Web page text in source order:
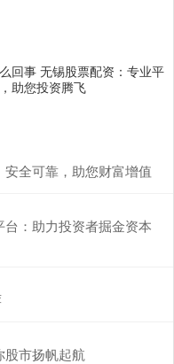
回事 无锡股票配资：专业平
助您投资腾飞
全可靠，助您财富增值
：助力投资者掘金资本
股市扬帆起航